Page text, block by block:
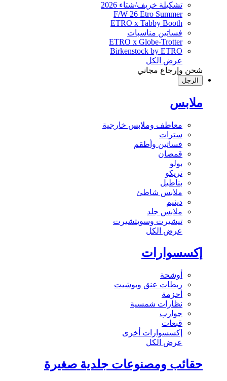
تشكيلة خريف/شتاء 2026
F/W 26 Etro Summer
ETRO x Tabby Booth
فساتين مناسبات
ETRO x Globe-Trotter
Birkenstock by ETRO
عرض الكل
شحن وإرجاع مجاني
الرجل
ملابس
معاطف وملابس خارجية
سترات
فساتين وأطقم
قمصان
بولو
تريكو
بناطيل
ملابس شاطئ
دينيم
ملابس جلد
تيشيرت وسويتشيرت
عرض الكل
إكسسوارات
أوشحة
ربطات عنق وبوشيت
أحزمة
نظارات شمسية
جوارب
قبعات
إكسسوارات أخرى
عرض الكل
حقائب ومصنوعات جلدية صغيرة